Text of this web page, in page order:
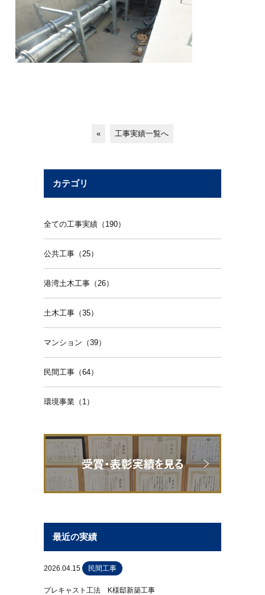
« 工事実績一覧へ
カテゴリ
全ての工事実績（190）
公共工事（25）
港湾土木工事（26）
土木工事（35）
マンション（39）
民間工事（64）
環境事業（1）
最近の実績
2026.04.15 民間工事
プレキャスト工法 K様邸新築工事